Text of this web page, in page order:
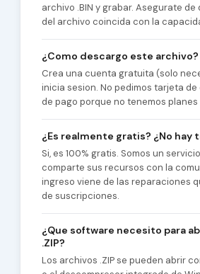
archivo .BIN y grabar. Asegurate de
del archivo coincida con la
¿Como descargo este archivo?
Crea una cuenta gratuita (solo
inicia sesion. No pedimos tarjeta
de pago porque no tenemos planes
¿Es realmente gratis? ¿No hay
Si, es 100% gratis. Somos un
comparte sus recursos con la
ingreso viene de las reparaciones
de suscripciones.
¿Que software necesito para
.ZIP?
Los archivos .ZIP se pueden abrir